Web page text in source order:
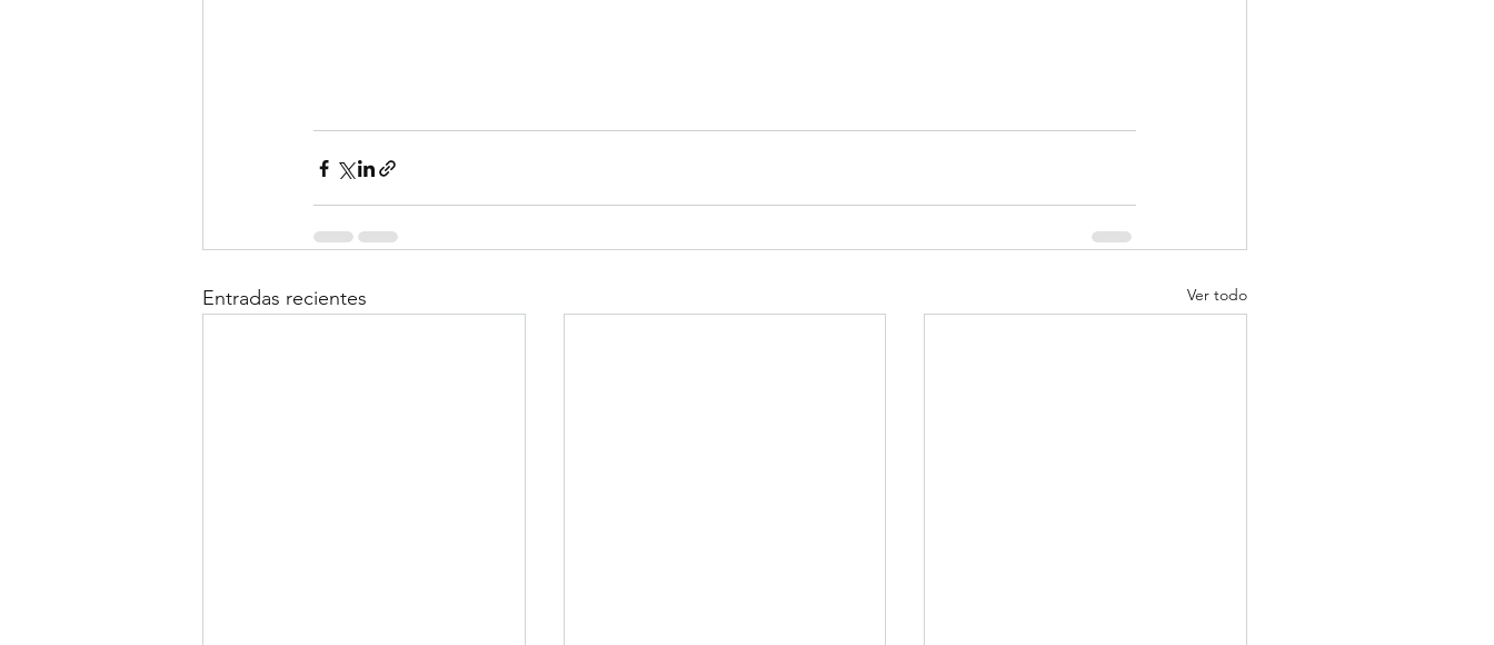
Entradas recientes Ver todo